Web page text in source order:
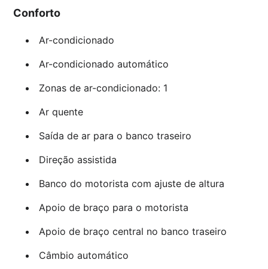
Conforto
Ar-condicionado
Ar-condicionado automático
Zonas de ar-condicionado: 1
Ar quente
Saída de ar para o banco traseiro
Direção assistida
Banco do motorista com ajuste de altura
Apoio de braço para o motorista
Apoio de braço central no banco traseiro
Câmbio automático